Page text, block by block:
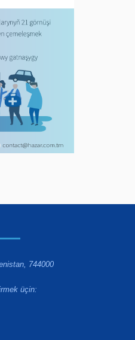
744000
üçin: